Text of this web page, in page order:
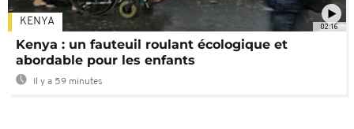
02:16
KENYA
Kenya : un fauteuil roulant écologique et
abordable pour les enfants
Il y a 59 minutes